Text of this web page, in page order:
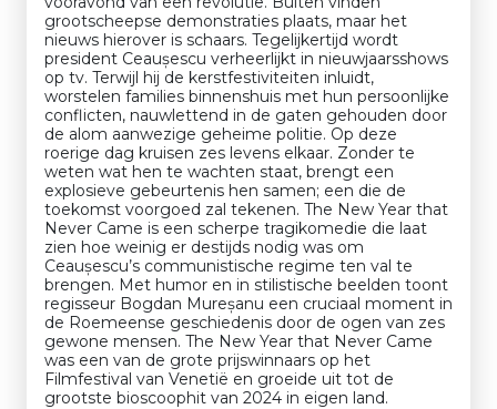
grootscheepse demonstraties plaats, maar het
nieuws hierover is schaars. Tegelijkertijd wordt
president Ceaușescu verheerlijkt in nieuwjaarsshows
op tv. Terwijl hij de kerstfestiviteiten inluidt,
worstelen families binnenshuis met hun persoonlijke
conflicten, nauwlettend in de gaten gehouden door
de alom aanwezige geheime politie. Op deze
roerige dag kruisen zes levens elkaar. Zonder te
weten wat hen te wachten staat, brengt een
explosieve gebeurtenis hen samen; een die de
toekomst voorgoed zal tekenen. The New Year that
Never Came is een scherpe tragikomedie die laat
zien hoe weinig er destijds nodig was om
Ceaușescu’s communistische regime ten val te
brengen. Met humor en in stilistische beelden toont
regisseur Bogdan Mureșanu een cruciaal moment in
de Roemeense geschiedenis door de ogen van zes
gewone mensen. The New Year that Never Came
was een van de grote prijswinnaars op het
Filmfestival van Venetië en groeide uit tot de
grootste bioscoophit van 2024 in eigen land.